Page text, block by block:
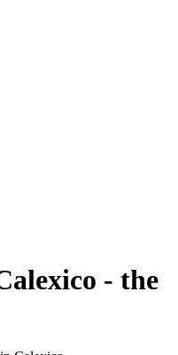
- the